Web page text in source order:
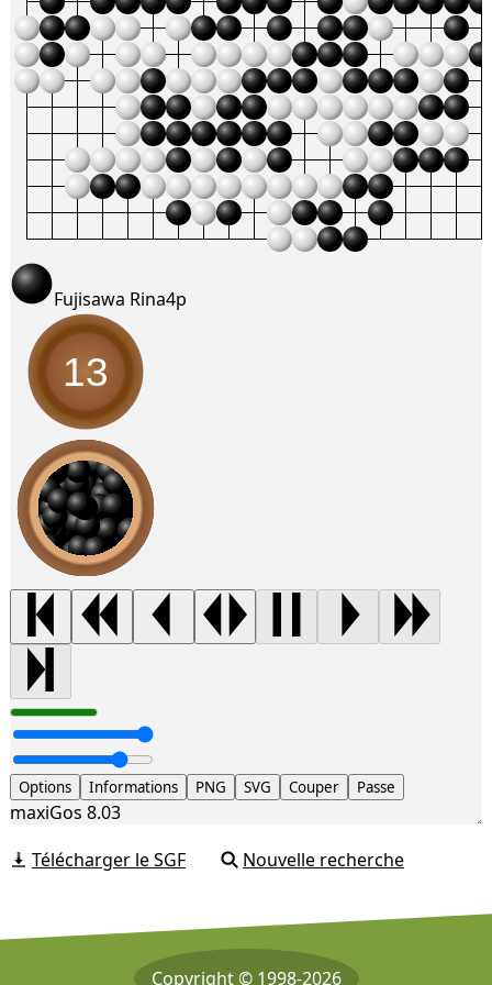
Fujisawa Rina4p
13
Options Informations PNG SVG Couper Passe
maxiGos 8.03
Télécharger le SGF
Nouvelle recherche
Copyright © 1998-2026